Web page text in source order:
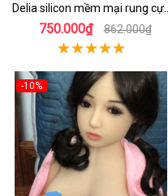
Delia silicon mềm mại rung cực
đã
750.000₫ 862.000₫
-10%